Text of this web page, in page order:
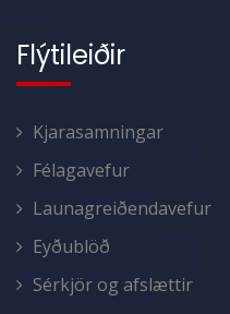
Flýtileiðir
Kjarasamningar
Félagavefur
Launagreiðendavefur
Eyðublöð
Sérkjör og afslættir